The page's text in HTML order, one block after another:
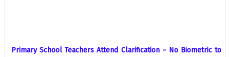
Primary School Teachers Attend Clarification – No Biometric to